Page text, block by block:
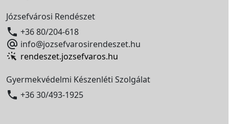
Józsefvárosi Rendészet
 +36 80/204-618
 info@jozsefvarosirendeszet.hu
rendeszet.jozsefvaros.hu
Gyermekvédelmi Készenléti Szolgálat
 +36 30/493-1925